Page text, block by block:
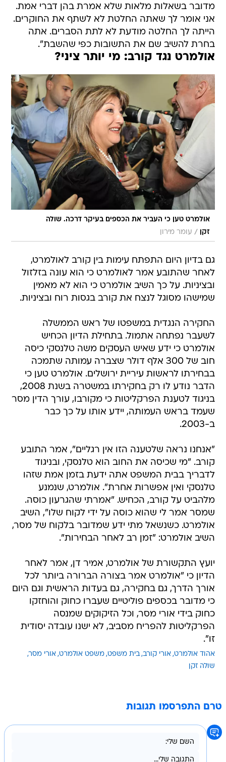
מדובר בשאלות מלאות שלא אמרת בהן דברי אמת.
אני אומר לך שאתה החלטת לא לשתף את החוקרים.
הייתה לך החלטה מודעת לא לתת הסברים. אתה
בחרת להשיב שם את התשובות כפי שהשבת".
אולמרט נגד קורב: מי יותר ציני?
אולמרט טען כי העביר את הכספים בעיקר דרכה. שולה
זקן
/ עומר מירון
גם בדיון היום התפתח עימות בין קורב לאולמרט,
לאחר שהתובע אמר לאולמרט כי הוא עונה בזלזול
ובציניות. על כך השיב אולמרט כי הוא לא מאמין
שמישהו מסוגל לנצח את קורב בגסות רוח ובציניות.
החקירה הנגדית במשפטו של ראש הממשלה
לשעבר נפתחה אתמול. בתחילת הדיון הכחיש
אולמרט כי ידע שאיש העסקים משה טלנסקי כיסה
חוב של 300 אלף דולר שצברה עמותה שתמכה
בבחירתו לראשות עיריית ירושלים. אולמרט טען כי
הדבר נודע לו רק בחקירתו במשטרה בשנת 2008,
בניגוד לטענת הפרקליטות כי מקורבו, עורך הדין מסר
שעמד בראש העמותה, יידע אותו על כך כבר
ב-2003.
"אנחנו נראה שלטענה הזו אין רגליים", אמר התובע
קורב. "מי שכיסה את החוב הוא טלנסקי, ובניגוד
לדבריך בבית המשפט אתה ידעת בזמן אמת שזהו
טלנסקי ואין אפשרות אחרת". אולמרט, שנמנע
מלהביט על קורב, הכחיש. "אמרתי שהגרעון כוסה.
שמסר אמר לי שהוא כוסה על ידי לקוח שלו", השיב
אולמרט. כשנשאל מתי ידע שמדובר בלקוח של מסר,
השיב אולמרט: "זמן רב לאחר הבחירות".
יועץ התקשורת של אולמרט, אמיר דן, אמר לאחר
הדיון כי "אולמרט אמר בצורה הברורה ביותר לכל
אורך הדרך, גם בחקירה, גם בעדות הראשית וגם היום
כי מדובר בכספים פוליטיים שעברו כחוק והוחזקו
כחוק בידי אורי מסר, וכל הזיקוקים שמנסה
הפרקליטות להפריח מסביב, לא ישנו עובדה יסודית
זו".
אהוד אולמרט אורי קורב בית משפט משפט אולמרט אורי מסר
שולה זקן
טרם התפרסמו תגובות